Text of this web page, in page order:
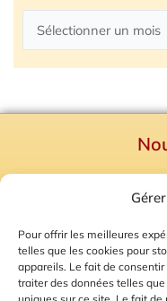
Pour offrir les meilleures
telles que les cookies pour
appareils. Le fait de
traiter des données telles
Mentions